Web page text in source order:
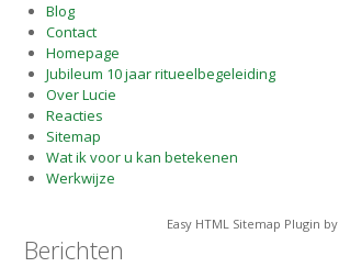
Blog
Contact
Homepage
Jubileum 10 jaar ritueelbegeleiding
Over Lucie
Reacties
Sitemap
Wat ik voor u kan betekenen
Werkwijze
Easy HTML Sitemap Plugin by
Berichten